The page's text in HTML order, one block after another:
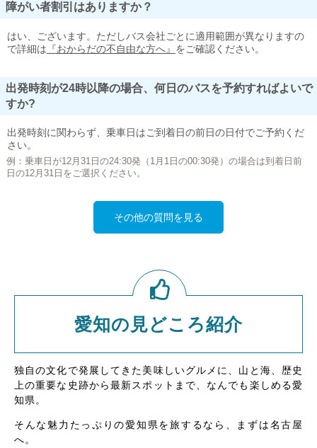
障がい者割引はありますか？
はい、ございます。ただしバス会社ごとに適用範囲が異なりますの
で詳細は 『おからだの不自由な方へ』 をご確認ください。
出発時刻が24時以降の場合、何日のバスを予約すればよいで
すか?
出発時刻に関わらず、乗車日はご到着日の前日の日付でご予約くだ
さい。
例：乗車日が12月31日の24:30発（1月1日の00:30発）の場合は到着日前
日の12月31日をご選択ください。
その他の質問を見る
愛知の見どころ紹介
独自の文化で発展してきた美味しいグルメに、山と海、歴史
上の重要な史跡から最新スポットまで、なんでも楽しめる愛
知県。
そんな魅力たっぷりの愛知県を旅するなら、まずは名古屋
へ。